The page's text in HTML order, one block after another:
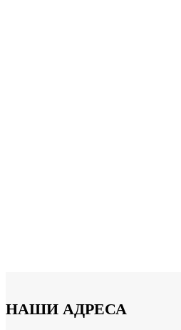
НАШИ АДРЕСА